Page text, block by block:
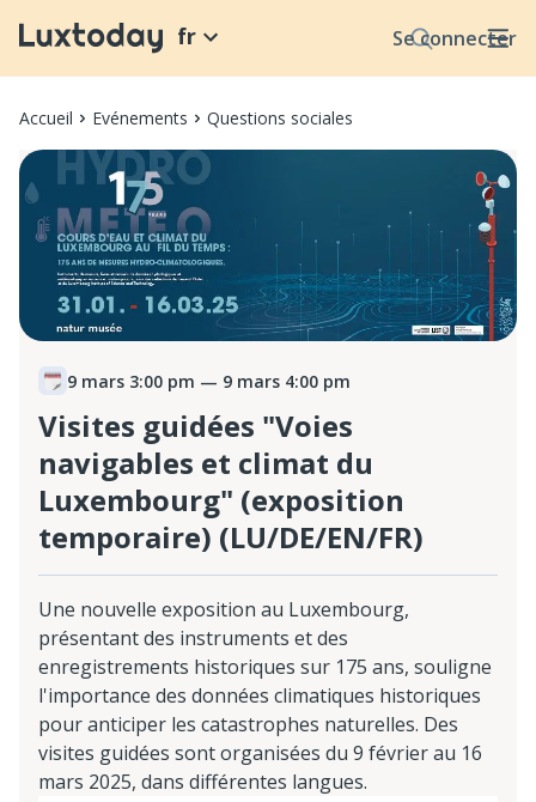
Se connecter
fr
Accueil Evénements Questions sociales
9 mars 3:00 pm — 9 mars 4:00 pm
Visites guidées "Voies
navigables et climat du
Luxembourg" (exposition
temporaire) (LU/DE/EN/FR)
Une nouvelle exposition au Luxembourg,
présentant des instruments et des
enregistrements historiques sur 175 ans, souligne
l'importance des données climatiques historiques
pour anticiper les catastrophes naturelles. Des
visites guidées sont organisées du 9 février au 16
mars 2025, dans différentes langues.